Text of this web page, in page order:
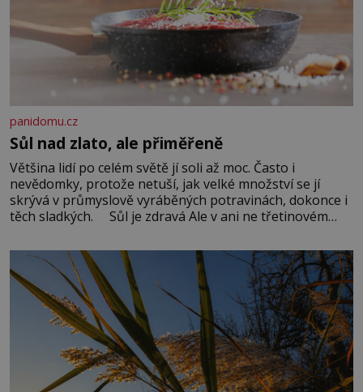
panidomu.cz
Sůl nad zlato, ale přiměřeně
Většina lidí po celém světě jí soli až moc. Často i
nevědomky, protože netuší, jak velké množství se jí
skrývá v průmyslově vyráběných potravinách, dokonce i
těch sladkých. Sůl je zdravá Ale v ani ne třetinovém
základní složky– sodík a chlór – jsou zásadní pro
správné hospodaření